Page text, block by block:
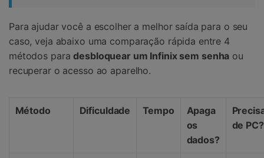
Para ajudar você a escolher a melhor saída para o seu
caso, veja abaixo uma comparação rápida entre 4
métodos paradesbloquear um Infinix sem senha ou
recuperar o acesso ao aparelho.
Método Dificuldade Tempo
Apaga
os
dados?
de PC?